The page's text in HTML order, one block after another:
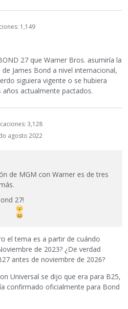
1,149
27 que Warner Bros. asumiría la
James Bond a nivel internacional,
siguiera vigente o se hubiera
actualmente pactados.
3,128
agosto 2022
de MGM con Warner es de tres
27!
el tema es a partir de cuándo
de 2023? ¿De verdad
antes de noviembre de 2026?
Universal se dijo que era para B25,
confirmado oficialmente para Bond